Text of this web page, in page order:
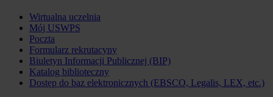
Wirtualna uczelnia
Mój USWPS
Poczta
Formularz rekrutacyny
Biuletyn Informacji Publicznej (BIP)
Katalog biblioteczny
Dostęp do baz elektronicznych (EBSCO, Legalis, LEX, etc.)